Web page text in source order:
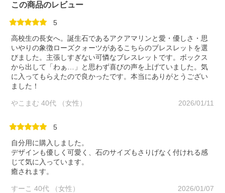
この商品のレビュー
5
高校生の長女へ。誕生石であるアクアマリンと愛・優しさ・思
いやりの象徴ローズクォーツがあるこちらのブレスレットを選
びました。主張しすぎない可憐なブレスレットです。ボックス
から出して「わぁ…」と思わず喜びの声を上げていました。気
に入ってもらえたので良かったです。本当にありがとうござい
ました！
やこまむ 40代 （女性） 2026/01/11
5
自分用に購入しました。
デザインも優しく可愛く、石のサイズもさりげなく付けれる感
じて気に入っています。
癒されます。
すーこ 40代 （女性） 2026/01/07